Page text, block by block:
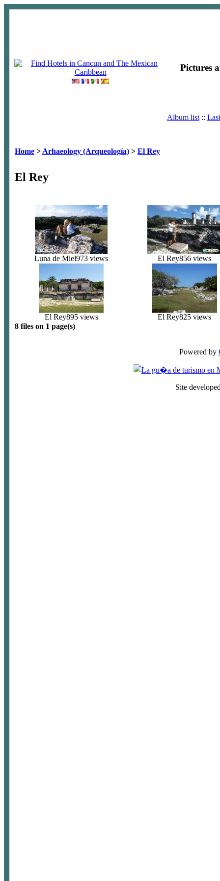
Pictures
Album list ::
Home > Arhaeology (Arqueología) > El Rey
El Rey
Luna de Miel973 views El Rey856 views
El Rey895 views El Rey825 views
8 files on 1 page(s)
Powered by
Site